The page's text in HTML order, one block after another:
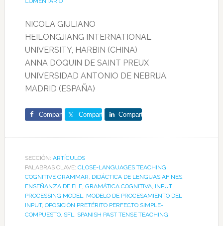
NICOLA GIULIANO
HEILONGJIANG INTERNATIONAL
UNIVERSITY, HARBIN (CHINA)
ANNA DOQUIN DE SAINT PREUX
UNIVERSIDAD ANTONIO DE NEBRIJA,
MADRID (ESPAÑA)
Comparte Comparte Comparte
SECCIÓN: ARTÍCULOS
PALABRAS CLAVE: CLOSE-LANGUAGES TEACHING,
COGNITIVE GRAMMAR, DIDÁCTICA DE LENGUAS AFINES,
ENSEÑANZA DE ELE, GRAMÁTICA COGNITIVA, INPUT
PROCESSING MODEL, MODELO DE PROCESAMIENTO DEL
INPUT, OPOSICIÓN PRETÉRITO PERFECTO SIMPLE-
COMPUESTO, SFL, SPANISH PAST TENSE TEACHING